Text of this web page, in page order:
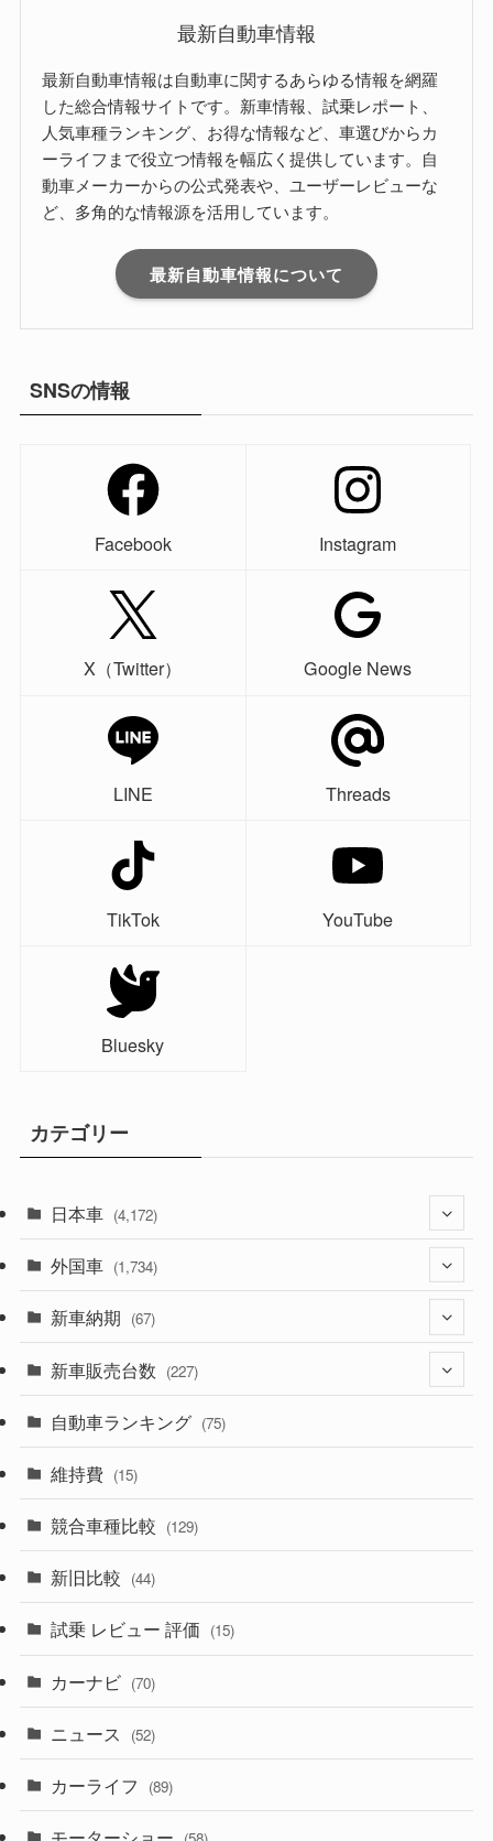
最新自動車情報
最新自動車情報は自動車に関するあらゆる情報を網羅
した総合情報サイトです。新車情報、試乗レポート、
人気車種ランキング、お得な情報など、車選びからカ
ーライフまで役立つ情報を幅広く提供しています。自
動車メーカーからの公式発表や、ユーザーレビューな
ど、多角的な情報源を活用しています。
最新自動車情報について
SNSの情報
Facebook Instagram
X（Twitter） Google News
LINE Threads
TikTok YouTube
Bluesky
カテゴリー
日本車 (4,172)
(1,321)
(329)
(357)
(328)
(194)
(230)
(253)
外国車 (1,734)
(242)
(85)
(84)
(14)
(222)
(50)
(43)
(6)
(9)
(58)
(28)
(27)
(26)
新車納期 (67)
(28)
(8)
(3)
(3)
(5)
(1)
新車販売台数 (227)
(21)
(5)
(7)
(5)
自動車ランキング (75)
維持費 (15)
競合車種比較 (129)
新旧比較 (44)
試乗 レビュー 評価 (15)
カーナビ (70)
ニュース (52)
カーライフ (89)